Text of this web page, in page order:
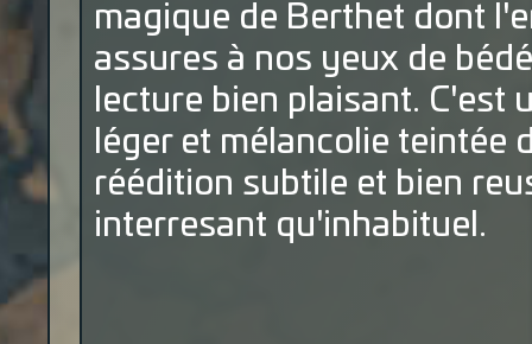
magique de Berthet dont
assures à nos yeux de
lecture bien plaisant. C'est
léger et mélancolie teintée
réédition subtile et bien
interresant qu'inhabituel.